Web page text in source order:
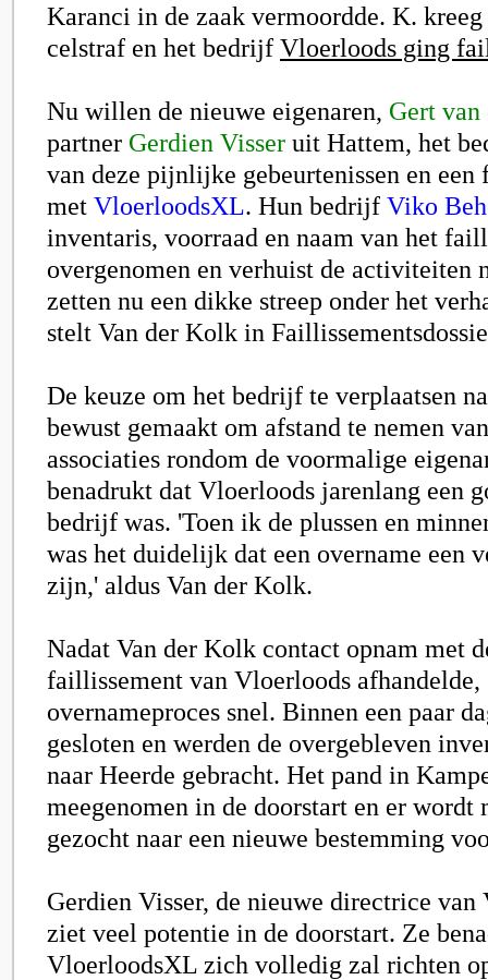
Karanci in de zaak vermoordde. K.
celstraf en het bedrijf Vloerloods ging
Nu willen de nieuwe eigenaren, Gert
partner Gerdien Visser uit Hattem, het
van deze pijnlijke gebeurtenissen en een
met VloerloodsXL. Hun bedrijf Viko
inventaris, voorraad en naam van het
overgenomen en verhuist de activiteiten
zetten nu een dikke streep onder het
stelt Van der Kolk in
De keuze om het bedrijf te verplaatsen
bewust gemaakt om afstand te nemen
associaties rondom de voormalige
benadrukt dat Vloerloods jarenlang een
bedrijf was. 'Toen ik de plussen en
was het duidelijk dat een overname een
zijn,' aldus Van der Kolk.
Nadat Van der Kolk contact opnam met
faillissement van Vloerloods afhandelde,
overnameproces snel. Binnen een paar
gesloten en werden de overgebleven
naar Heerde gebracht. Het pand in
meegenomen in de doorstart en er wordt
gezocht naar een nieuwe bestemming
Gerdien Visser, de nieuwe directrice
ziet veel potentie in de doorstart. Ze
VloerloodsXL zich volledig zal richten